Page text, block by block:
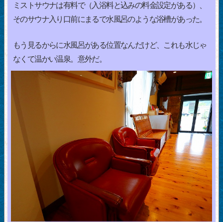
ミストサウナは有料で（入浴料と込みの料金設定がある）、
そのサウナ入り口前にまるで水風呂のような浴槽があった。
もう見るからに水風呂がある位置なんだけど、これも水じゃ
なくて温かい温泉。意外だ。